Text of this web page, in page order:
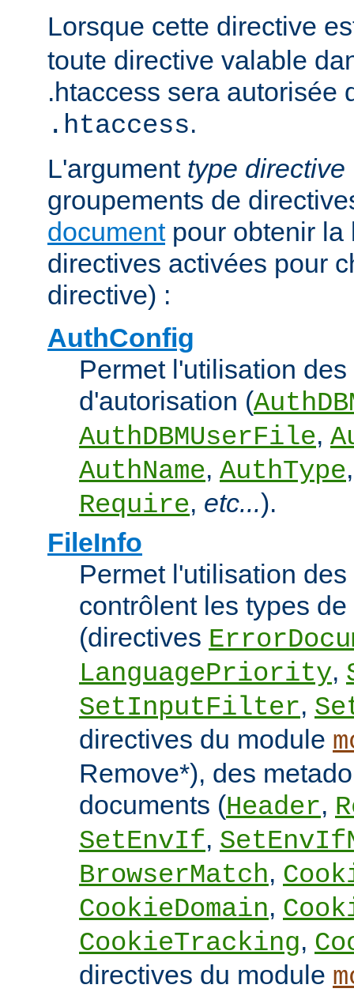
Lorsque cette directive
toute directive valable
.htaccess sera autorisée
.htaccess.
L'argument type directive
groupements de
documentpour obtenir la
directives activées pour
directive) :
AuthConfig
Permet l'utilisation
d'autorisation (
AuthDBMUserFile,
AuthName, AuthType
Require, etc...).
FileInfo
Permet l'utilisation
contrôlent les types
(directives
LanguagePriority,
SetInputFilter,
directives du module
Remove*), des
documents (Header,
SetEnvIf,
BrowserMatch,
CookieDomain,
CookieTracking,
directives du module